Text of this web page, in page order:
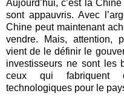
Aujourd’hui, c’est la
sont appauvris. Avec
Chine peut maintenant
vendre. Mais, attention,
vient de le définir le
investisseurs ne sont les
ceux qui fabriquent
technologiques pour le